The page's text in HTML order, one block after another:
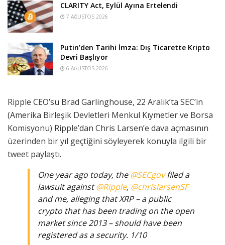
CLARITY Act, Eylül Ayına Ertelendi
7 AĞUSTOS 2026
Putin’den Tarihi İmza: Dış Ticarette Kripto
Devri Başlıyor
6 AĞUSTOS 2026
Ripple CEO’su Brad Garlinghouse, 22 Aralık’ta SEC’in
(Amerika Birleşik Devletleri Menkul Kıymetler ve Borsa
Komisyonu) Ripple’dan Chris Larsen’e dava açmasının
üzerinden bir yıl geçtiğini söyleyerek konuyla ilgili bir
tweet paylaştı.
One year ago today, the@SECgovfiled a
lawsuit against@Ripple, @chrislarsenSF
and me, alleging that XRP – a public
crypto that has been trading on the open
market since 2013 – should have been
registered as a security. 1/10